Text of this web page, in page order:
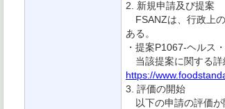
2. 新規申請及び提案
FSANZは、行政上
ある。
・提案P1067-ヘルス
当該提案に関する詳
https://
3. 評価の開始
以下の申請の評価が